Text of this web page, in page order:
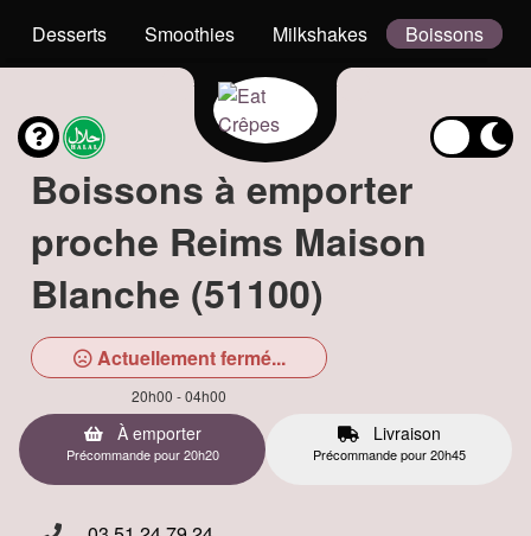
Desserts Smoothies Milkshakes Boissons
Boissons à emporter
proche Reims Maison
Blanche (51100)
Actuellement fermé...
20h00 - 04h00
À emporter
Précommande pour 20h20
Livraison
Précommande pour 20h45